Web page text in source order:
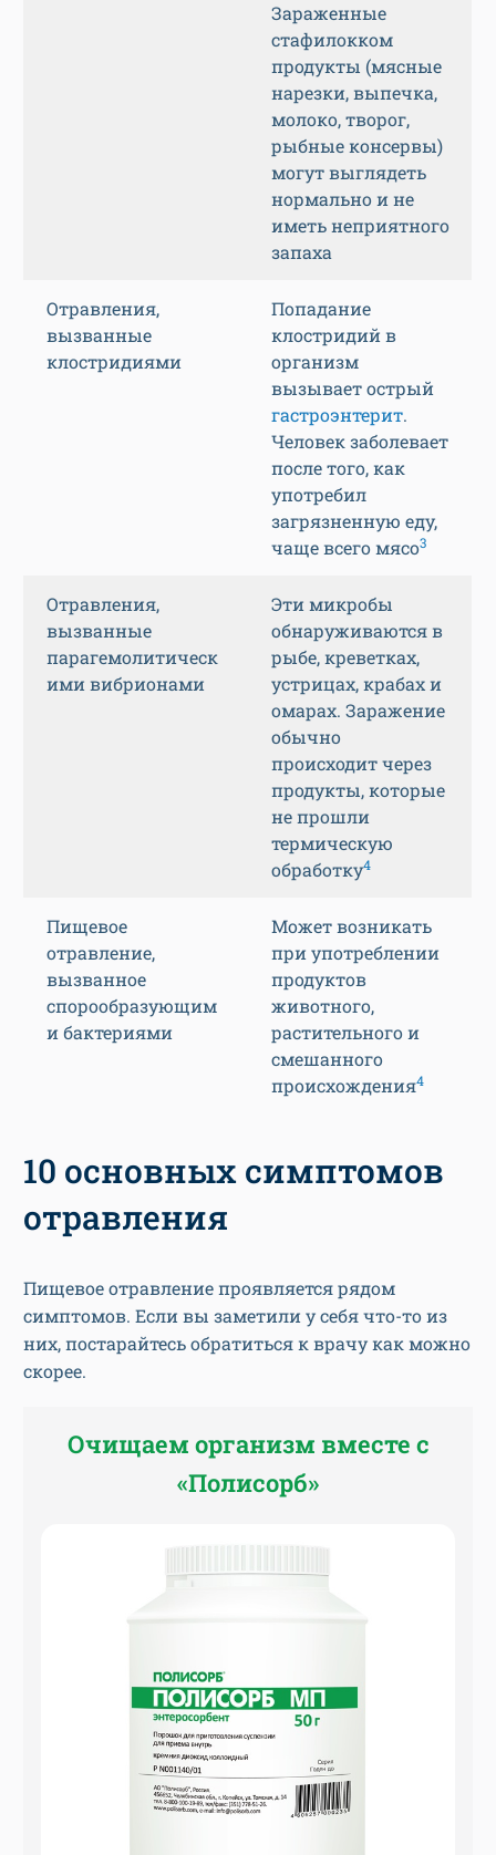
Зараженные
стафилокком
продукты (мясные
нарезки, выпечка,
молоко, творог,
рыбные консервы)
могут выглядеть
нормально и не
иметь неприятного
запаха
Отравления,
вызванные
клостридиями
Попадание
клостридий в
организм
вызывает острый
гастроэнтерит.
Человек заболевает
после того, как
употребил
загрязненную еду,
чаще всего мясо3
Отравления,
вызванные
парагемолитическ
ими вибрионами
Эти микробы
обнаруживаются в
рыбе, креветках,
устрицах, крабах и
омарах. Заражение
обычно
происходит через
продукты, которые
не прошли
термическую
обработку4
Пищевое
отравление,
вызванное
спорообразующим
и бактериями
Может возникать
при употреблении
продуктов
животного,
растительного и
смешанного
происхождения4
10 основных симптомов
отравления
Пищевое отравление проявляется рядом
симптомов. Если вы заметили у себя что-то из
них, постарайтесь обратиться к врачу как можно
скорее.
Очищаем организм вместе с
«Полисорб»